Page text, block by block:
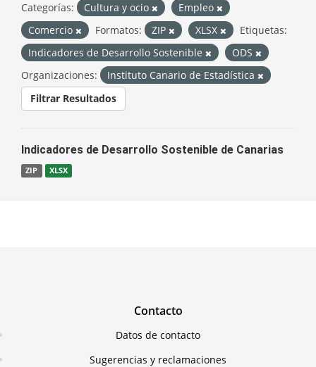
Categorías: Cultura y ocio
Empleo
Comercio
Formatos: ZIP XLSX
Etiquetas:
Indicadores de Desarrollo Sostenible
ODS
Organizaciones:
Instituto Canario de Estadística
Filtrar Resultados
Indicadores de Desarrollo Sostenible de Canarias
ZIP XLSX
Contacto
Datos de contacto
Sugerencias y reclamaciones